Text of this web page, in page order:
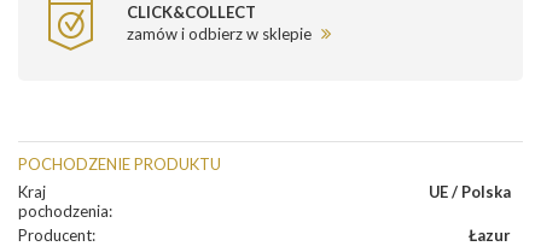
CLICK&COLLECT
zamów i odbierz w sklepie
POCHODZENIE PRODUKTU
Kraj
pochodzenia:
UE / Polska
Producent: Łazur